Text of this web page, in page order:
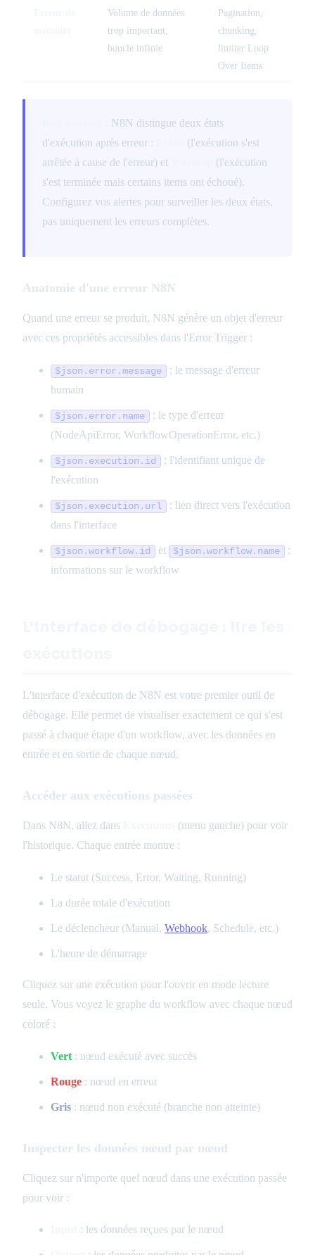
Volume de données
trop important,
boucle infinie
Pagination,
chunking,
limiter Loop
Over Items
N8N distingue deux états
d'exécution après erreur :
(l'exécution s'est
arrêtée à cause de l'erreur) et
(l'exécution
s'est terminée mais certains items ont échoué).
Configurez vos alertes pour surveiller les deux états,
pas uniquement les erreurs complètes.
Anatomie d'une erreur N8N
Quand une erreur se produit, N8N génère un objet d'erreur
avec ces propriétés accessibles dans l'Error Trigger :
$json.error.message : le message d'erreur
humain
$json.error.name : le type d'erreur
(NodeApiError, WorkflowOperationError, etc.)
$json.execution.id : l'identifiant unique de
l'exécution
$json.execution.url : lien direct vers l'exécution
dans l'interface
$json.workflow.id et $json.workflow.name :
informations sur le workflow
L'interface d'exécution de N8N est votre premier outil de
débogage. Elle permet de visualiser exactement ce qui s'est
passé à chaque étape d'un workflow, avec les données en
entrée et en sortie de chaque nœud.
Accéder aux exécutions passées
Dans N8N, allez dans
(menu gauche) pour voir
l'historique. Chaque entrée montre :
Le statut (Success, Error, Waiting, Running)
La durée totale d'exécution
Le déclencheur (Manual, Webhook, Schedule, etc.)
L'heure de démarrage
Cliquez sur une exécution pour l'ouvrir en mode lecture
seule. Vous voyez le graphe du workflow avec chaque nœud
coloré :
Vert : nœud exécuté avec succès
Rouge : nœud en erreur
Gris : nœud non exécuté (branche non atteinte)
Inspecter les données nœud par nœud
Cliquez sur n'importe quel nœud dans une exécution passée
pour voir :
: les données reçues par le nœud